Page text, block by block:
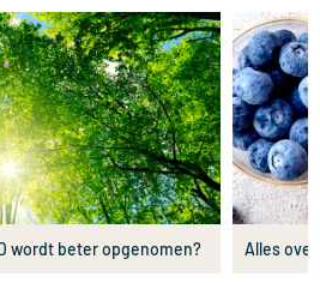
wordt beter opgenomen? Alles